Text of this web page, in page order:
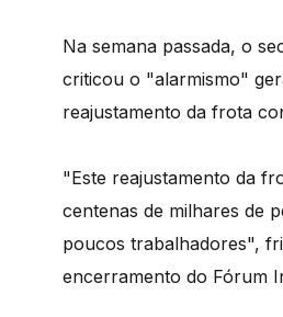
Na semana passada, o
criticou o "alarmismo"
reajustamento da frota
"Este reajustamento da
centenas de milhares de
poucos trabalhadores",
encerramento do Fórum